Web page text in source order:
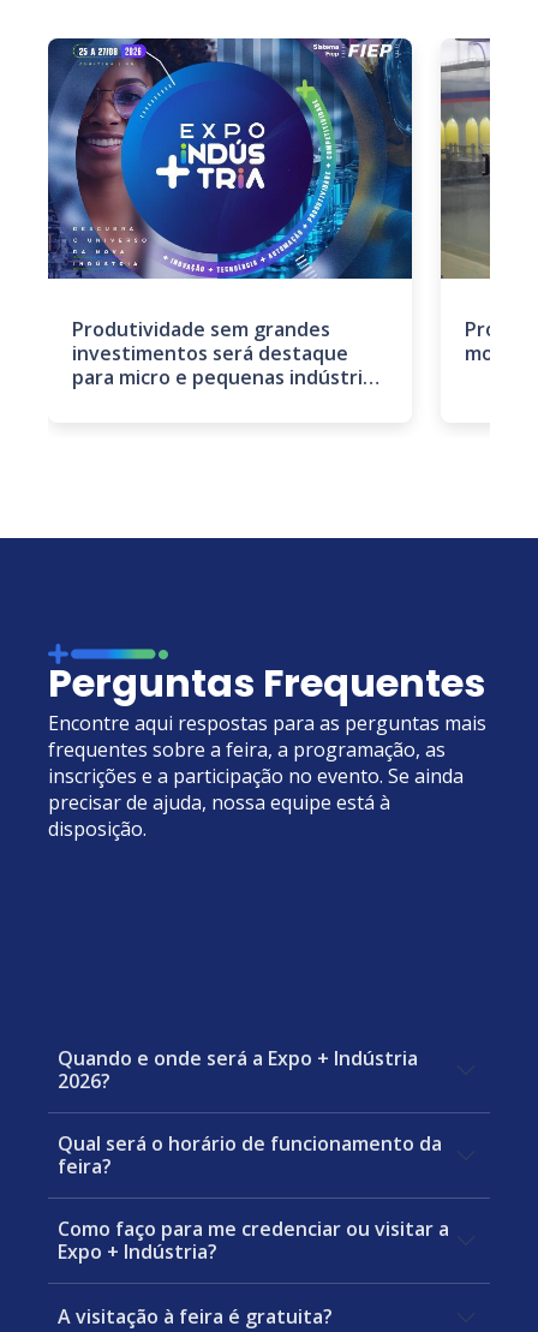
Produtividade sem grandes
investimentos será destaque
para micro e pequenas indústrias
Perguntas Frequentes
Encontre aqui respostas para as perguntas mais
frequentes sobre a feira, a programação, as
inscrições e a participação no evento. Se ainda
precisar de ajuda, nossa equipe está à
disposição.
Quando e onde será a Expo + Indústria
2026?
A Expo + Indústria 2026 será
realizada de 25 a 27 de agosto de
2026, no Expotrade Convention
Center, localizado em Pinhais, na
Região Metropolitana de Curitiba
(PR). Endereço do evento: Rod. Dep.
Qual será o horário de funcionamento da
feira?
A Expo + Indústria 2026 estará
aberta para visitação das 14h às
Como faço para me credenciar ou visitar a
Expo + Indústria?
Para visitar a feira, é necessário
A visitação à feira é gratuita?